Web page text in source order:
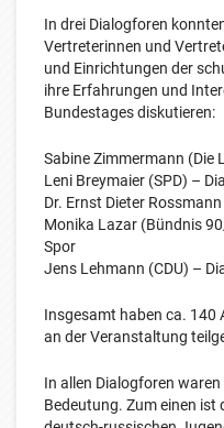
In drei Dialogforen
Vertreterinnen und
und Einrichtungen der
ihre Erfahrungen und
Bundestages diskutieren:
Sabine Zimmermann (Die
Leni Breymaier (SPD) –
Dr. Ernst Dieter
Monika Lazar (Bündnis
Spor
Jens Lehmann (CDU) –
Insgesamt haben ca. 140
an der Veranstaltung
In allen Dialogforen
Bedeutung. Zum einen